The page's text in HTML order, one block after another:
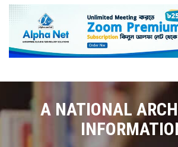
A NATIONAL